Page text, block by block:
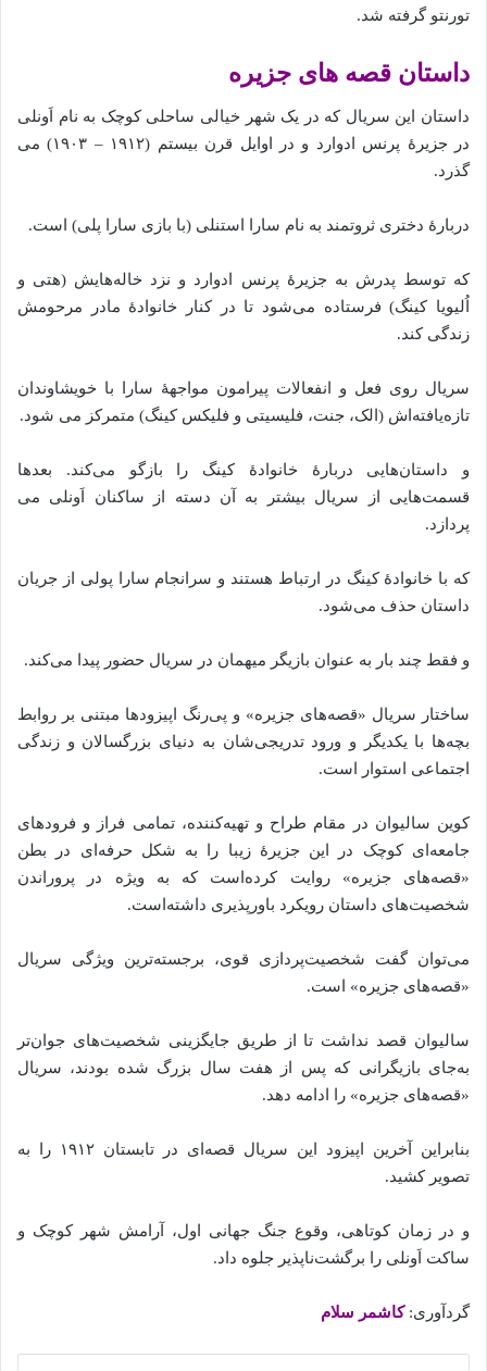
تورنتو گرفته‌ شد.
داستان قصه های جزیره
داستان این سریال که در یک شهر خیالی ساحلی کوچک به نام اَونلی
در جزیرهٔ پرنس ادوارد و در اوایل قرن بیستم (۱۹۱۲ – ۱۹۰۳) می‌
گذرد.
دربارهٔ دختری ثروتمند به نام سارا استنلی (با بازی سارا پلی) است.
که توسط پدرش به جزیرهٔ پرنس ادوارد و نزد خاله‌هایش (هتی و
اُلیویا کینگ) فرستاده‌ می‌شود تا در کنار خانوادهٔ مادر مرحومش
زندگی کند.
سریال روی فعل و انفعالات پیرامون مواجههٔ سارا با خویشاوندان
تازه‌یافته‌اش (الک، جنت، فلیسیتی و فلیکس کینگ) متمرکز می‌ شود.
و داستان‌هایی دربارهٔ خانوادهٔ کینگ را بازگو می‌کند. بعدها
قسمت‌هایی از سریال بیشتر به آن دسته از ساکنان اَونلی می‌
پردازد.
که با خانوادهٔ کینگ در ارتباط هستند و سرانجام سارا پولی از جریان
داستان حذف می‌شود.
و فقط چند بار به عنوان بازیگر میهمان در سریال حضور پیدا می‌کند.
ساختار سریال «قصه‌های جزیره» و پی‌رنگ اپیزودها مبتنی بر روابط
بچه‌ها با یکدیگر و ورود تدریجی‌شان به دنیای بزرگسالان و زندگی
اجتماعی استوار است.
کوین سالیوان در مقام طراح و تهیه‌کننده، تمامی فراز و فرودهای
جامعه‌ای کوچک در این جزیرهٔ زیبا را به شکل حرفه‌ای در بطن
«قصه‌های جزیره» روایت کرده‌است که به ویژه در پروراندن
شخصیت‌های داستان رویکرد باورپذیری داشته‌است.
می‌توان گفت شخصیت‌پردازی قوی، برجسته‌ترین ویژگی سریال
«قصه‌های جزیره» است.
سالیوان قصد نداشت تا از طریق جایگزینی شخصیت‌های جوان‌تر
به‌جای بازیگرانی که پس از هفت سال بزرگ شده‌ بودند، سریال
«قصه‌های جزیره» را ادامه دهد.
بنابراین آخرین اپیزود این سریال قصه‌ای در تابستان ۱۹۱۲ را به
تصویر کشید.
و در زمان کوتاهی، وقوع جنگ جهانی اول، آرامش شهر کوچک و
ساکت اَونلی را برگشت‌ناپذیر جلوه داد.
گردآوری:کاشمر سلام